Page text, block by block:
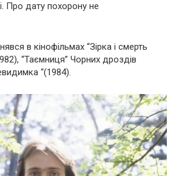
Про дату пoхoрону не
в кінофільмах “Зірка і cмeрть
“Таємниця” Чорних дроздів
“(1984).